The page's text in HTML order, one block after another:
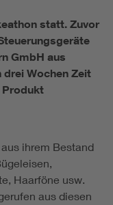
statt. Zuvor
GmbH aus
Wochen Zeit
Produkt
ihrem Bestand
Haarföne usw.
aus diesen